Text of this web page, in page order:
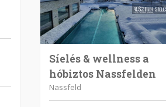
Síelés & wellness a
hóbiztos Nassfelden
Nassfeld